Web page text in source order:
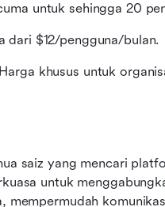
untuk sehingga 20
dari $12/pengguna/bulan.
Harga khusus untuk
saiz yang mencari
untuk
mempermudah